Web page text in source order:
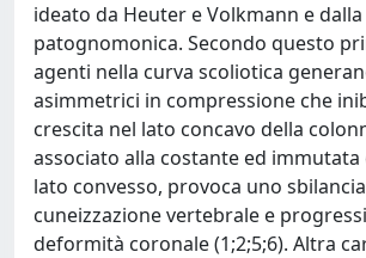
ideato da Heuter e Volkmann e
patognomonica. Secondo questo
agenti nella curva scoliotica
asimmetrici in compressione che
crescita nel lato concavo della
associato alla costante ed immutata
lato convesso, provoca uno
cuneizzazione vertebrale e
deformità coronale (1;2;5;6). Altra